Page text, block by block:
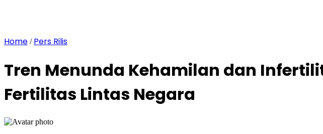
Home / Pers Rilis
Tren Menunda Kehamilan dan
Fertilitas Lintas Negara